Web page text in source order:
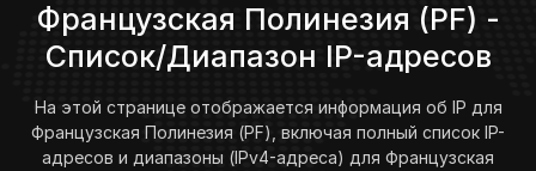
Французская Полинезия (PF) -
Список/Диапазон IP-адресов
На этой странице отображается информация об IP для
Французская Полинезия (PF), включая полный список IP-
адресов и диапазоны (IPv4-адреса) для Французская